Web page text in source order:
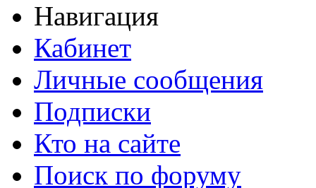
Навигация
Кабинет
Личные сообщения
Подписки
Кто на сайте
Поиск по форуму